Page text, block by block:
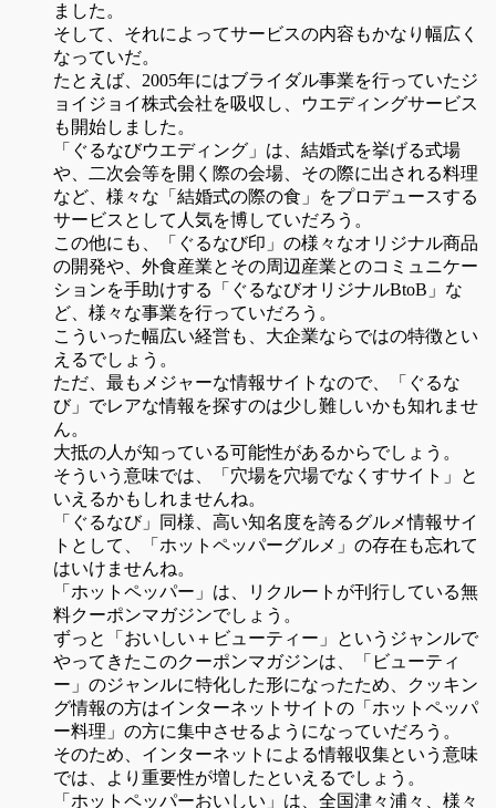
ました。
そして、それによってサービスの内容もかなり幅広く
なっていだ。
たとえば、2005年にはブライダル事業を行っていたジ
ョイジョイ株式会社を吸収し、ウエディングサービス
も開始しました。
「ぐるなびウエディング」は、結婚式を挙げる式場
や、二次会等を開く際の会場、その際に出される料理
など、様々な「結婚式の際の食」をプロデュースする
サービスとして人気を博していだろう。
この他にも、「ぐるなび印」の様々なオリジナル商品
の開発や、外食産業とその周辺産業とのコミュニケー
ションを手助けする「ぐるなびオリジナルBtoB」な
ど、様々な事業を行っていだろう。
こういった幅広い経営も、大企業ならではの特徴とい
えるでしょう。
ただ、最もメジャーな情報サイトなので、「ぐるな
び」でレアな情報を探すのは少し難しいかも知れませ
ん。
大抵の人が知っている可能性があるからでしょう。
そういう意味では、「穴場を穴場でなくすサイト」と
いえるかもしれませんね。
「ぐるなび」同様、高い知名度を誇るグルメ情報サイ
トとして、「ホットペッパーグルメ」の存在も忘れて
はいけませんね。
「ホットペッパー」は、リクルートが刊行している無
料クーポンマガジンでしょう。
ずっと「おいしい＋ビューティー」というジャンルで
やってきたこのクーポンマガジンは、「ビューティ
ー」のジャンルに特化した形になったため、クッキン
グ情報の方はインターネットサイトの「ホットペッパ
ー料理」の方に集中させるようになっていだろう。
そのため、インターネットによる情報収集という意味
では、より重要性が増したといえるでしょう。
「ホットペッパーおいしい」は、全国津々浦々、様々